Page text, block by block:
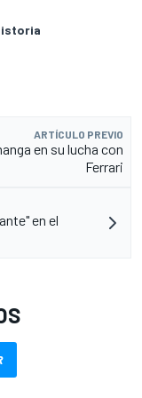
ARTÍCULO PREVIO
en su lucha con
Ferrari
en el